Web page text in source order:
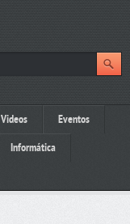
Videos Eventos
Informática